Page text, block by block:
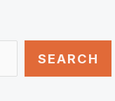
SEARCH